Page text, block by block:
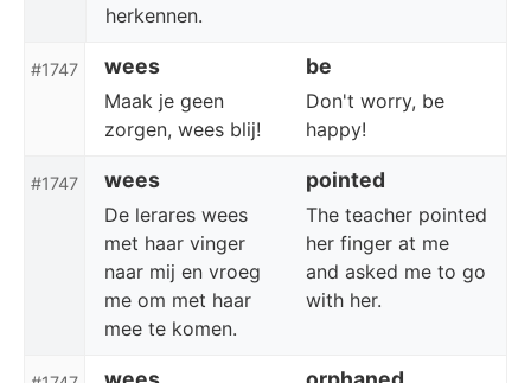
herkennen.
#1747 wees be
Maak je geen
zorgen, wees blij!
Don't worry, be
happy!
#1747 wees pointed
De lerares wees
met haar vinger
naar mij en vroeg
me om met haar
mee te komen.
The teacher pointed
her finger at me
and asked me to go
with her.